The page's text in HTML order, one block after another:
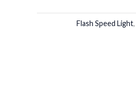
Flash Speed Light,